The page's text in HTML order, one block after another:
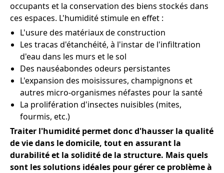
occupants et la conservation des biens stockés dans
ces espaces. L'humidité stimule en effet :
L'usure des matériaux de construction
Les tracas d'étanchéité, à l'instar de l'infiltration
d'eau dans les murs et le sol
Des nauséabondes odeurs persistantes
L'expansion des moisissures, champignons et
autres micro-organismes néfastes pour la santé
La prolifération d'insectes nuisibles (mites,
fourmis, etc.)
Traiter l'humidité permet donc d'hausser la qualité
de vie dans le domicile, tout en assurant la
durabilité et la solidité de la structure. Mais quels
sont les solutions idéales pour gérer ce problème à